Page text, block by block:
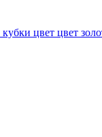
цвет цвет